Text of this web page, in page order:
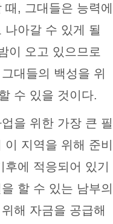
, 그대들은 능력에
나아갈 수 있게 될
이 오고 있으므로
대들의 백성을 위
수 있을 것이다.
을 위한 가장 큰 필
지역을 위해 준비
에 적응되어 있기
할 수 있는 남부의
해 자금을 공급해